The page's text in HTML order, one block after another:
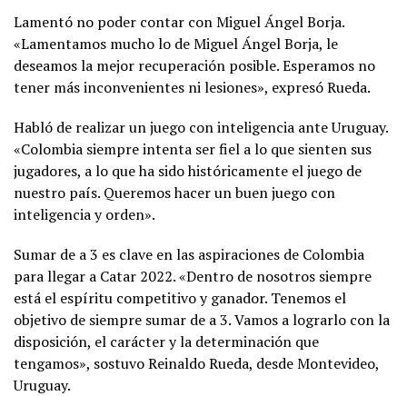
Lamentó no poder contar con Miguel Ángel Borja.
«Lamentamos mucho lo de Miguel Ángel Borja, le
deseamos la mejor recuperación posible. Esperamos no
tener más inconvenientes ni lesiones», expresó Rueda.
Habló de realizar un juego con inteligencia ante Uruguay.
«Colombia siempre intenta ser fiel a lo que sienten sus
jugadores, a lo que ha sido históricamente el juego de
nuestro país. Queremos hacer un buen juego con
inteligencia y orden».
Sumar de a 3 es clave en las aspiraciones de Colombia
para llegar a Catar 2022. «Dentro de nosotros siempre
está el espíritu competitivo y ganador. Tenemos el
objetivo de siempre sumar de a 3. Vamos a lograrlo con la
disposición, el carácter y la determinación que
tengamos», sostuvo Reinaldo Rueda, desde Montevideo,
Uruguay.